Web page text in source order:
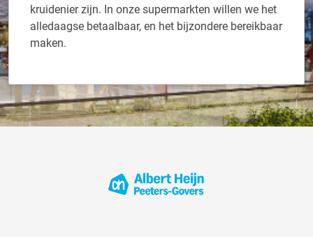
kruidenier zijn. In onze supermarkten willen we het
alledaagse betaalbaar, en het bijzondere bereikbaar
maken.